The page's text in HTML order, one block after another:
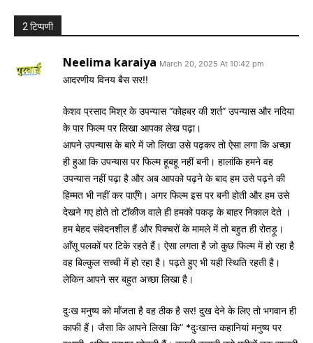
2 टिप्पणी
Neelima karaiya March 20, 2025 At 10:42 pm
आदरणीय विनय बैस सर!!
केशव प्रसाद मिश्र के उपन्यास “कोहबर की शर्त” उपन्यास और नदिया
के पार फिल्म पर लिखा आपका लेख पढ़ा।
आपने उपन्यास के बारे में जो लिखा उसे पढ़कर तो ऐसा लगा कि अच्छा
ही हुआ कि उपन्यास पर फिल्म हूबहू नहीं बनी। हालांकि हमने वह
उपन्यास नहीं पढ़ा है और अब आपको पढ़ने के बाद हम उसे पढ़ने की
हिम्मत भी नहीं कर पाएँगे। अगर फिल्म इस पर बनी होती और हम उसे
देखने गए होते तो टॉकीज वाले ही हमको पकड़ के बाहर निकाल देते ।
हम बेहद संवेदनशील हैं और पिक्चरों के मामले में तो बहुत ही रोतड़ू।
आँसू पलकों पर टिके रहते हैं। ऐसा लगता है जो कुछ फिल्म में हो रहा है
वह बिल्कुल सच्ची में हो रहा है। पढ़ते हुए भी यही स्थिति रहती है।
लेकिन आपने सर बहुत अच्छा लिखा है।
दुःख मनुष्य को माँजता है वह ठीक है सर! दुख देने के लिए तो भगवान ही
काफी हैं। जैसा कि आपने लिखा कि” *दुःखान्त कहानियां मनुष्य पर